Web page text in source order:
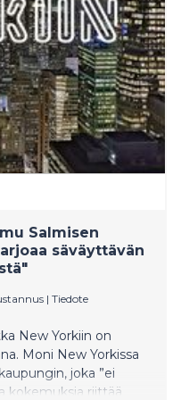
Salmisen
säväyttävän
| Tiedote
New Yorkiin on
Moni New Yorkissa
joka ”ei
kokemuksia riittää